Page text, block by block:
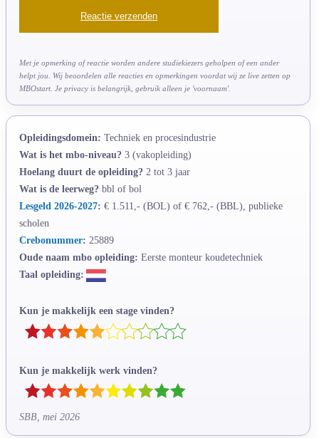
Met je opmerking of reactie worden andere studiekiezers geholpen of een ander
helpt jou. Wij beoordelen alle reacties en opmerkingen voordat wij ze live zetten op
MBOstart. Je privacy is belangrijk, gebruik alleen je 'voornaam'.
Opleidingsdomein: Techniek en procesindustrie
Wat is het mbo-niveau? 3 (vakopleiding)
Hoelang duurt de opleiding? 2 tot 3 jaar
Wat is de leerweg? bbl of bol
Lesgeld 2026-2027: € 1.511,- (BOL) of € 762,- (BBL), publieke
scholen
Crebonummer: 25889
Oude naam mbo opleiding: Eerste monteur koudetechniek
Taal opleiding:
Kun je makkelijk een stage vinden?
Kun je makkelijk werk vinden?
SBB, mei 2026